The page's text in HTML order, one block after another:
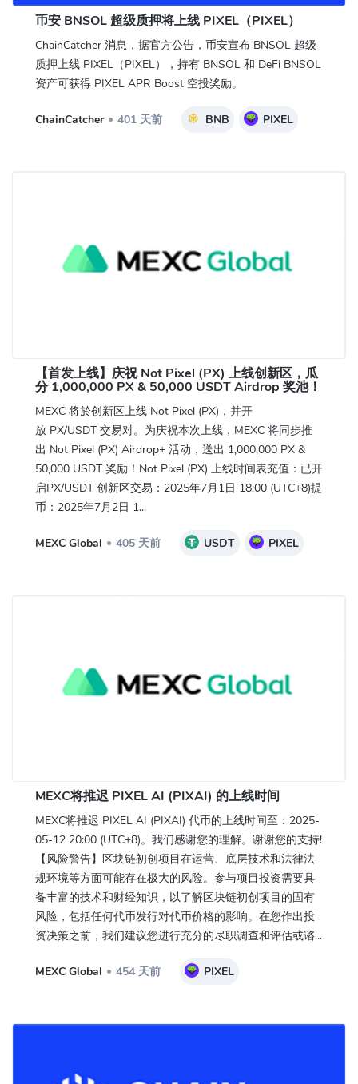
币安 BNSOL 超级质押将上线 PIXEL（PIXEL）
ChainCatcher 消息，据官方公告，币安宣布 BNSOL 超级
质押上线 PIXEL（PIXEL），持有 BNSOL 和 DeFi BNSOL
资产可获得 PIXEL APR Boost 空投奖励。
ChainCatcher 401 天前 BNB PIXEL
【首发上线】庆祝 Not Pixel (PX) 上线创新区，瓜
分 1,000,000 PX & 50,000 USDT Airdrop 奖池！
MEXC 将於创新区上线 Not Pixel (PX)，并开
放 PX/USDT 交易对。为庆祝本次上线，MEXC 将同步推
出 Not Pixel (PX) Airdrop+ 活动，送出 1,000,000 PX &
50,000 USDT 奖励！Not Pixel (PX) 上线时间表充值：已开
启PX/USDT 创新区交易：2025年7月1日 18:00 (UTC+8)提
币：2025年7月2日 1...
MEXC Global 405 天前 USDT PIXEL
MEXC将推迟 PIXEL AI (PIXAI) 的上线时间
MEXC将推迟 PIXEL AI (PIXAI) 代币的上线时间至：2025-
05-12 20:00 (UTC+8)。我们感谢您的理解。谢谢您的支持!
【风险警告】区块链初创项目在运营、底层技术和法律法
规环境等方面可能存在极大的风险。参与项目投资需要具
备丰富的技术和财经知识，以了解区块链初创项目的固有
风险，包括任何代币发行对代币价格的影响。在您作出投
资决策之前，我们建议您进行充分的尽职调查和评估或谘...
MEXC Global 454 天前 PIXEL